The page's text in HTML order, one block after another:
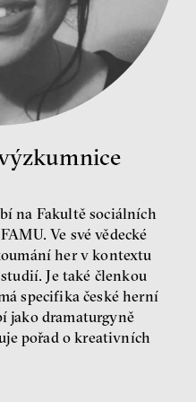
Bill McKibben
Environmentalista, spisovatel,
publicista
Nehrajeme o to, jaké peníze
budeme mít, ale čí budou, říká
ekonom Palanský
Miroslav Palanský, Petr Bittner
rozhovor
na Fakultě sociálních
Ve své vědecké
her v kontextu
Je také členkou
specifika české herní
jako dramaturgyně
pořad o kreativních